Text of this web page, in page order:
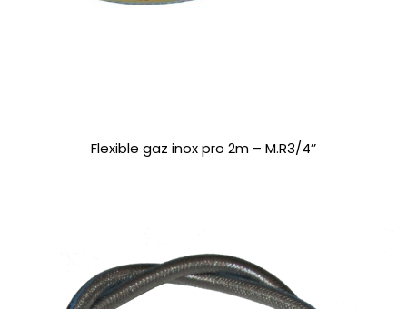
Flexible gaz inox pro 2m – M.R3/4’’